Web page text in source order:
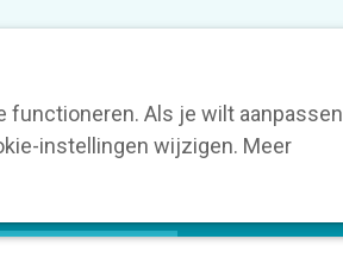
functioneren. Als je wilt aanpassen
instellingen wijzigen. Meer
een opleiding